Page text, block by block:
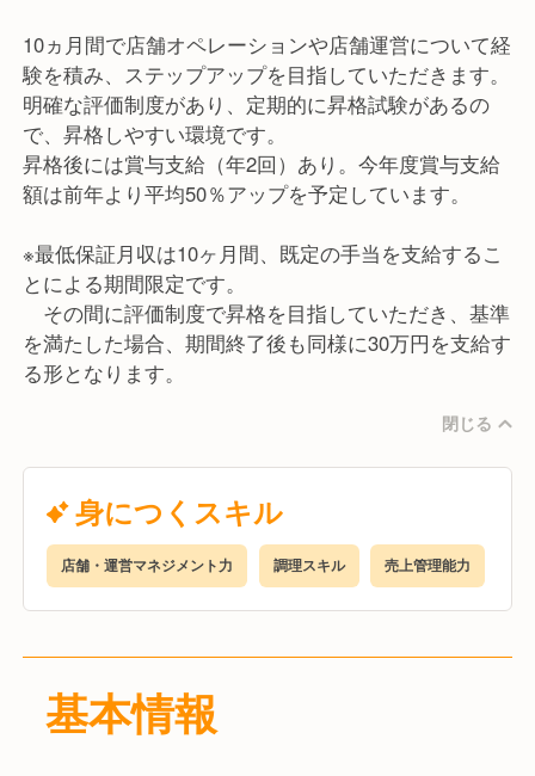
10ヵ月間で店舗オペレーションや店舗運営について経
験を積み、ステップアップを目指していただきます。
明確な評価制度があり、定期的に昇格試験があるの
で、昇格しやすい環境です。
昇格後には賞与支給（年2回）あり。今年度賞与支給
額は前年より平均50％アップを予定しています。
※最低保証月収は10ヶ月間、既定の手当を支給するこ
とによる期間限定です。
その間に評価制度で昇格を目指していただき、基準
を満たした場合、期間終了後も同様に30万円を支給す
る形となります。
閉じる
身につくスキル
店舗・運営マネジメント力 調理スキル 売上管理能力
基本情報